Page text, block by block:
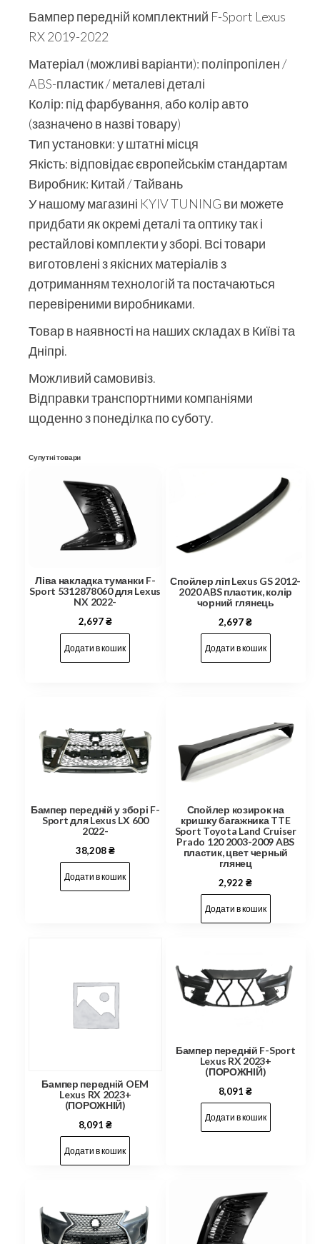
Бампер передній комплектний F-Sport Lexus
RX 2019-2022
Матеріал (можливі варіанти): поліпропілен /
ABS-пластик / металеві деталі
Колір: під фарбування, або колір авто
(зазначено в назві товару)
Тип установки: у штатні місця
Якість: відповідає європейськім стандартам
Виробник: Китай / Тайвань
У нашому магазині KYIV TUNING ви можете
придбати як окремі деталі та оптику так і
рестайлові комплекти у зборі. Всі товари
виготовлені з якісних матеріалів з
дотриманням технологій та постачаються
перевіреними виробниками.
Товар в наявності на наших складах в Київі та
Дніпрі.
Можливий самовивіз.
Відправки транспортними компаніями
щоденно з понеділка по суботу.
Супутні товари
Ліва накладка туманки F-
Sport 5312878060 для Lexus
NX 2022-
2,697₴
Додати в кошик
Спойлер ліп Lexus GS 2012-
2020 ABS пластик, колір
чорний глянець
2,697₴
Додати в кошик
Бампер передній у зборі F-
Sport для Lexus LX 600
2022-
38,208₴
Додати в кошик
Спойлер козирок на
кришку багажника TTE
Sport Toyota Land Cruiser
Prado 120 2003-2009 ABS
пластик, цвет черный
глянец
2,922₴
Додати в кошик
Бампер передній OEM
Lexus RX 2023+
(ПОРОЖНІЙ)
8,091 ₴
Додати в кошик
Бампер передній F-Sport
Lexus RX 2023+
(ПОРОЖНІЙ)
8,091₴
Додати в кошик